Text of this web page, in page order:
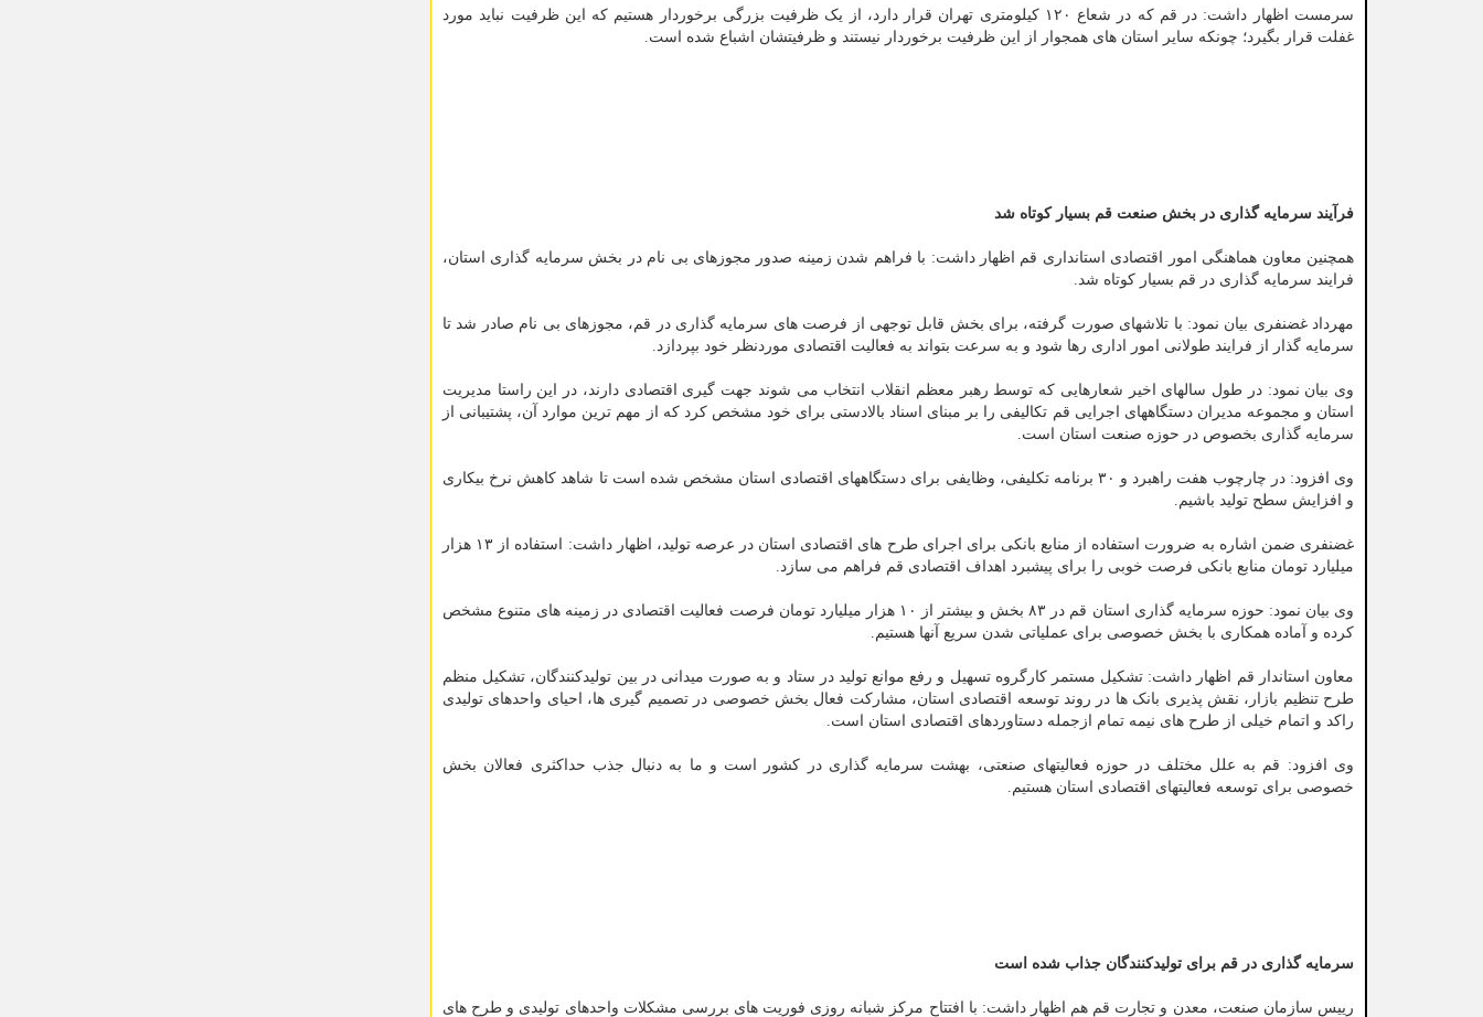
سرمست اظهار داشت: در قم که در شعاع ۱۲۰ کیلومتری تهران قرار دارد، از یک ظرفیت بزرگی برخوردار هستیم که این ظرفیت نباید مورد
غفلت قرار بگیرد؛ چونکه سایر استان های همجوار از این ظرفیت برخوردار نیستند و ظرفیتشان اشباع شده است.
فرآیند سرمایه گذاری در بخش صنعت قم بسیار کوتاه شد
همچنین معاون هماهنگی امور اقتصادی استانداری قم اظهار داشت: با فراهم شدن زمینه صدور مجوزهای بی نام در بخش سرمایه گذاری استان،
فرایند سرمایه گذاری در قم بسیار کوتاه شد.
مهرداد غضنفری بیان نمود: با تلاشهای صورت گرفته، برای بخش قابل توجهی از فرصت های سرمایه گذاری در قم، مجوزهای بی نام صادر شد تا
سرمایه گذار از فرایند طولانی امور اداری رها شود و به سرعت بتواند به فعالیت اقتصادی موردنظر خود بپردازد.
وی بیان نمود: در طول سالهای اخیر شعارهایی که توسط رهبر معظم انقلاب انتخاب می شوند جهت گیری اقتصادی دارند، در این راستا مدیریت
استان و مجموعه مدیران دستگاههای اجرایی قم تکالیفی را بر مبنای اسناد بالادستی برای خود مشخص کرد که از مهم ترین موارد آن، پشتیبانی از
سرمایه گذاری بخصوص در حوزه صنعت استان است.
وی افزود: در چارچوب هفت راهبرد و ۳۰ برنامه تکلیفی، وظایفی برای دستگاههای اقتصادی استان مشخص شده است تا شاهد کاهش نرخ بیکاری
و افزایش سطح تولید باشیم.
غضنفری ضمن اشاره به ضرورت استفاده از منابع بانکی برای اجرای طرح های اقتصادی استان در عرصه تولید، اظهار داشت: استفاده از ۱۳ هزار
میلیارد تومان منابع بانکی فرصت خوبی را برای پیشبرد اهداف اقتصادی قم فراهم می سازد.
وی بیان نمود: حوزه سرمایه گذاری استان قم در ۸۳ بخش و بیشتر از ۱۰ هزار میلیارد تومان فرصت فعالیت اقتصادی در زمینه های متنوع مشخص
کرده و آماده همکاری با بخش خصوصی برای عملیاتی شدن سریع آنها هستیم.
معاون استاندار قم اظهار داشت: تشکیل مستمر کارگروه تسهیل و رفع موانع تولید در ستاد و به صورت میدانی در بین تولیدکنندگان، تشکیل منظم
طرح تنظیم بازار، نقش پذیری بانک ها در روند توسعه اقتصادی استان، مشارکت فعال بخش خصوصی در تصمیم گیری ها، احیای واحدهای تولیدی
راکد و اتمام خیلی از طرح های نیمه تمام ازجمله دستاوردهای اقتصادی استان است.
وی افزود: قم به علل مختلف در حوزه فعالیتهای صنعتی، بهشت سرمایه گذاری در کشور است و ما به دنبال جذب حداکثری فعالان بخش
خصوصی برای توسعه فعالیتهای اقتصادی استان هستیم.
سرمایه گذاری در قم برای تولیدکنندگان جذاب شده است
رییس سازمان صنعت، معدن و تجارت قم هم اظهار داشت: با افتتاح مرکز شبانه روزی فوریت های بررسی مشکلات واحدهای تولیدی و طرح های